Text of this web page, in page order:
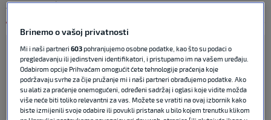
ĐOKOVIĆ, VERDASCO, ROLAND GARROS
Đoković preko Verdasca do 40.
Grand Slam četvrtfinala
ROLAND GARROS 03. lip 2018
Brinemo o vašoj privatnosti
Mi i naši partneri603pohranjujemo osobne podatke, kao što su podaci o
pregledavanju ili jedinstveni identifikatori, i pristupamo im na vašem uređaju.
Odabirom opcije Prihvaćam omogućit ćete tehnologije praćenja koje
podržavaju svrhe za čije pružanje mi i naši partneri obrađujemo podatke. Ako
su alati za praćenje onemogućeni, određeni sadržaj i oglasi koje vidite možda
više neće biti toliko relevantni za vas. Možete se vratiti na ovaj izbornik kako
biste izmijenili svoje odabire ili povukli pristanak u bilo kojem trenutku klikom